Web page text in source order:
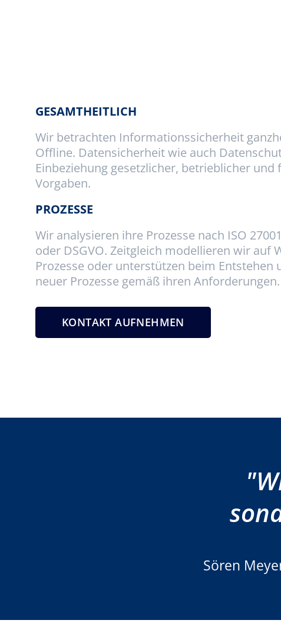
GESAMTHEITLICH
Wir betrachten Informationssicherheit
Offline. Datensicherheit wie auch
Einbeziehung gesetzlicher, betrieblicher und
Vorgaben.
PROZESSE
Wir analysieren ihre Prozesse nach ISO
oder DSGVO. Zeitgleich modellieren wir auf
Prozesse oder unterstützen beim Entstehen
neuer Prozesse gemäß ihren Anforderungen.
KONTAKT AUFNEHMEN
Sören